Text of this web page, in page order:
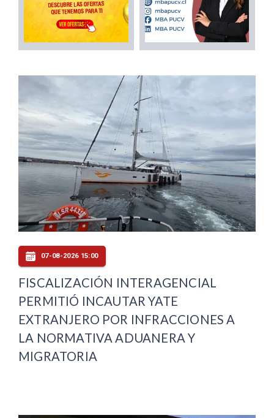
07-08-2026 15:00
FISCALIZACIÓN INTERAGENCIAL
PERMITIÓ INCAUTAR YATE
EXTRANJERO POR INFRACCIONES A
LA NORMATIVA ADUANERA Y
MIGRATORIA